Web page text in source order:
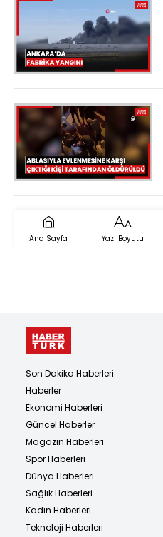
Ana Sayfa Yazı Boyutu
Son Dakika Haberleri
Haberler
Ekonomi Haberleri
Güncel Haberler
Magazin Haberleri
Spor Haberleri
Dünya Haberleri
Sağlık Haberleri
Kadın Haberleri
Teknoloji Haberleri